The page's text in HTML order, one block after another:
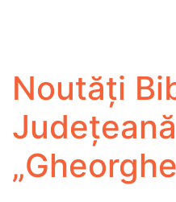
Noutăți
Județeană